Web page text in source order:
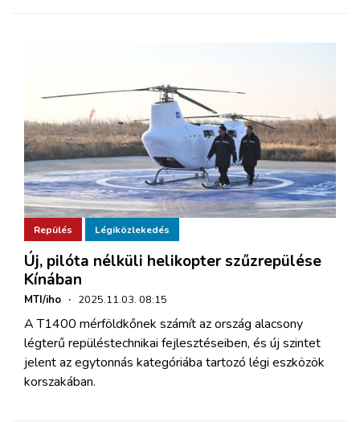
Repülés Légiközlekedés
Új, pilóta nélküli helikopter szűzrepülése
Kínában
MTI/iho · 2025.11.03. 08:15
A T1400 mérföldkőnek számít az ország alacsony
légterű repüléstechnikai fejlesztéseiben, és új szintet
jelent az egytonnás kategóriába tartozó légi eszközök
korszakában.